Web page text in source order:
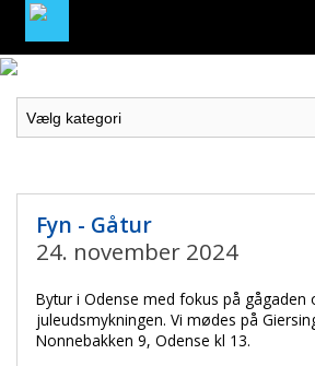
MEDLEMSLOGIN
NORDISK MESTERSKAB I
OPDRÆTTERVEJVISEREN
VIL DU BETÆNKE DGK MED EN
Fyn - Gåtur
24. november 2024
Bytur i Odense med fokus på gågaden
juleudsmykningen. Vi mødes på
Nonnebakken 9, Odense kl 13.